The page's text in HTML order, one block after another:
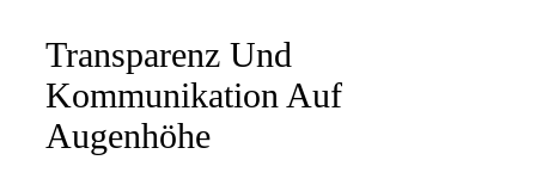
Transparenz Und
Kommunikation Auf
Augenhöhe